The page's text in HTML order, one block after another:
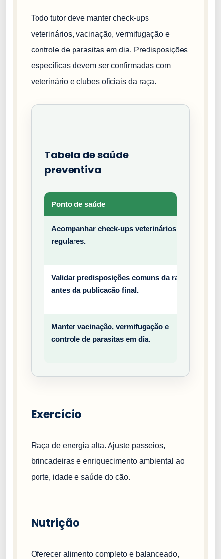
Todo tutor deve manter check-ups
veterinários, vacinação, vermifugação e
controle de parasitas em dia. Predisposições
específicas devem ser confirmadas com
veterinário e clubes oficiais da raça.
Tabela de saúde
preventiva
Ponto de saúde
Acompanhar check-ups veterinários
regulares.
Validar predisposições comuns da raça
antes da publicação final.
Manter vacinação, vermifugação e
controle de parasitas em dia.
Exercício
Raça de energia alta. Ajuste passeios,
brincadeiras e enriquecimento ambiental ao
porte, idade e saúde do cão.
Nutrição
Oferecer alimento completo e balanceado,